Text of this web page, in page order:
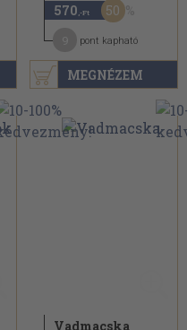
MEGNÉZEM
570 ,-Ft 50
pont kapható
Vadmacska